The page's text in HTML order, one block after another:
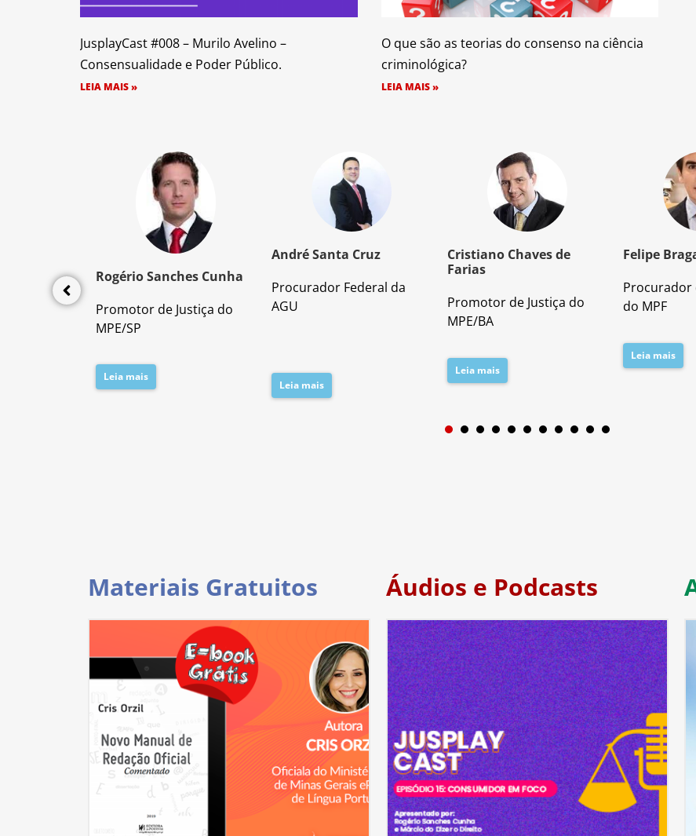
JusplayCast #008 – Murilo Avelino –
Consensualidade e Poder Público.
LEIA MAIS »
O que são as teorias do consenso na ciência
criminológica?
LEIA MAIS »
Civil
Rogério Sanches Cunha
Promotor de Justiça do
MPE/SP
Leia mais
André Santa Cruz
Procurador Federal da
AGU
Leia mais
Cristiano Chaves de
Farias
Promotor de Justiça do
MPE/BA
Leia mais
Felipe
Procurador
do MPF
Leia mais
1 2
Materiais Gratuitos Áudios e Podcasts